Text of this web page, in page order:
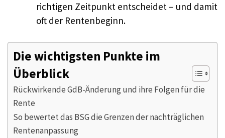
richtigen Zeitpunkt entscheidet – und damit
oft der Rentenbeginn.
Die wichtigsten Punkte im
Überblick
Rückwirkende GdB-Änderung und ihre Folgen für die
Rente
So bewertet das BSG die Grenzen der nachträglichen
Rentenanpassung